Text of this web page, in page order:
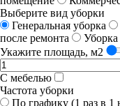
Выберите вид уборки
Генеральная уборка
после ремонта
Уборка
Укажите площадь, м2
С мебелью
Частота уборки
По графику (1 раз в 1